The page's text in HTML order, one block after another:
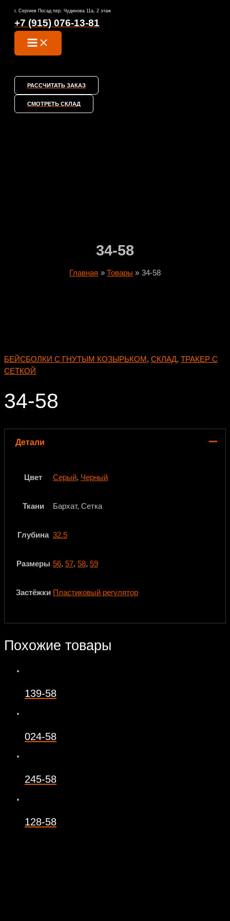
содержимому
г. Сергиев Посад пер. Чудинова 11а, 2 этаж
+7 (915) 076-13-81
MENU
РАССЧИТАТЬ ЗАКАЗ
СМОТРЕТЬ СКЛАД
34-58
Главная Товары 34-58
БЕЙСБОЛКИ С ГНУТЫМ КОЗЫРЬКОМ , СКЛАД, ТРАКЕР С
СЕТКОЙ
34-58
Детали
Цвет Серый, Черный
Ткани Бархат, Сетка
Глубина 32.5
Размеры 56, 57, 58, 59
Застёжки Пластиковый регулятор
Похожие товары
139-58
024-58
245-58
128-58